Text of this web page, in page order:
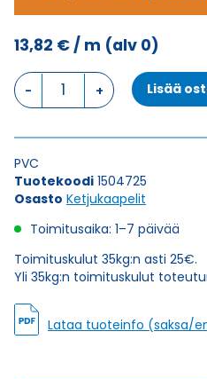
13,82 €/ m (alv 0)
Ketjukaapeli
KAWEFLEX
ECO
PVC
UL/CSA
25G0,5
määrä
Lisää
PVC
Tuotekoodi 1504725
Osasto Ketjukaapelit
Toimitusaika: 1–7 päivää
Toimituskulut 35kg:n asti 25€.
Yli 35kg:n toimituskulut
Lataa tuoteinfo (saksa/